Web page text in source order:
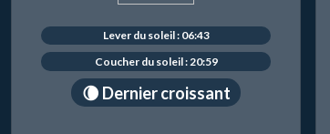
Lever du soleil : 06:43
Coucher du soleil : 20:59
🌘 Dernier croissant